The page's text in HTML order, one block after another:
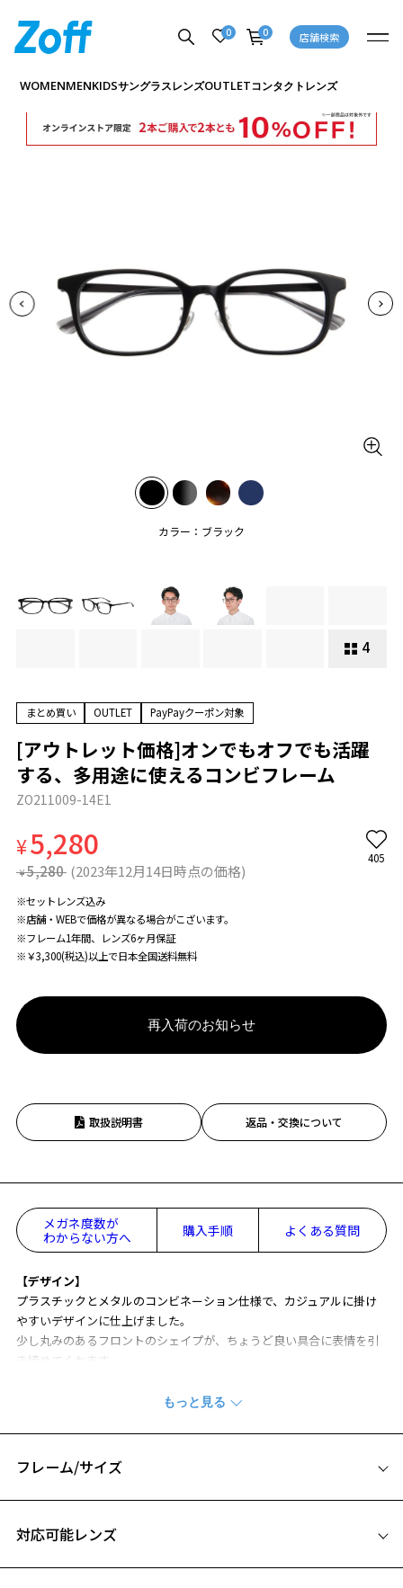
0 0 店舗検索
WOMENMENKIDSサングラスレンズOUTLETコンタクトレンズ
カラー：ブラック
4
商品詳細ページへ
まとめ買い OUTLET PayPayクーポン対象
[アウトレット価格]オンでもオフでも活躍
する、多用途に使えるコンビフレーム
ZO211009-14E1
¥5,280
¥ 5,280 (2023年12月14日時点の価格)
405
※セットレンズ込み
※店舗・WEBで価格が異なる場合がこざいます。
※フレーム1年間、レンズ6ヶ月保証
※￥3,300(税込)以上で日本全国送料無料
再入荷のお知らせ
取扱説明書 返品・交換について
メガネ度数が
わからない方へ
購入手順 よくある質問
【デザイン】
プラスチックとメタルのコンビネーション仕様で、カジュアルに掛け
やすいデザインに仕上げました。
少し丸みのあるフロントのシェイプが、ちょうど良い具合に表情を引
き締めてくれます。
ラーのメタルテンプルを組み合わせることで、様々なシーンに使える4
色をご用意しました。
素材と色の組み合わせの妙をお楽しみください。
仕事ではもちろん、休みの日でもシーンを問わずお使い頂けるマルチ
フレーム/サイズ
対応可能レンズ